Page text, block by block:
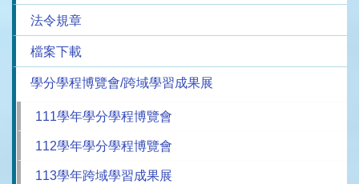
法令規章
檔案下載
學分學程博覽會/跨域學習成果展
111學年學分學程博覽會
112學年學分學程博覽會
113學年跨域學習成果展